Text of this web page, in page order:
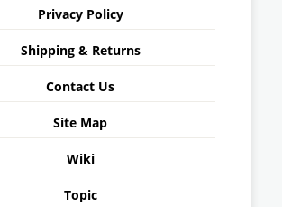
Privacy Policy
Shipping & Returns
Contact Us
Site Map
Wiki
Topic